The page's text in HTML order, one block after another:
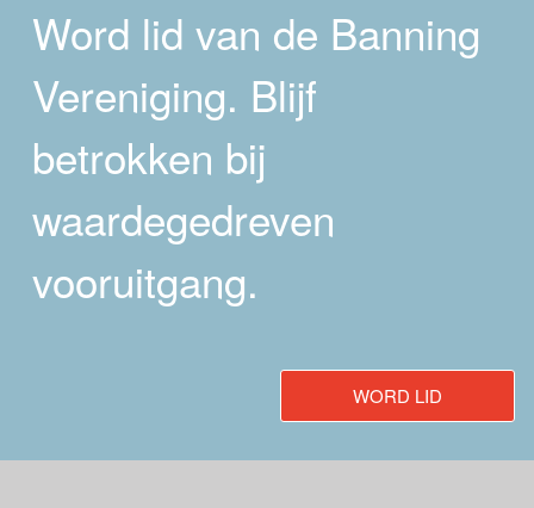
Word lid van de Banning
Vereniging. Blijf
betrokken bij
waardegedreven
vooruitgang.
WORD LID